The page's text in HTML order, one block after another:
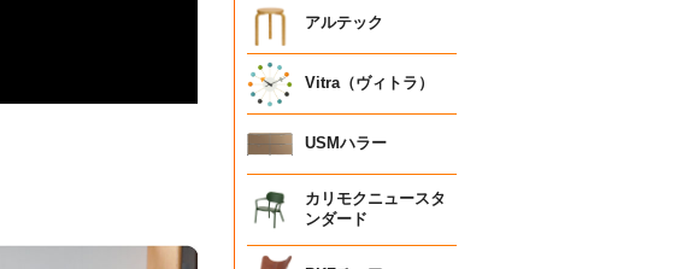
アルテック
Vitra（ヴィトラ）
USMハラー
カリモクニュースタ
ンダード